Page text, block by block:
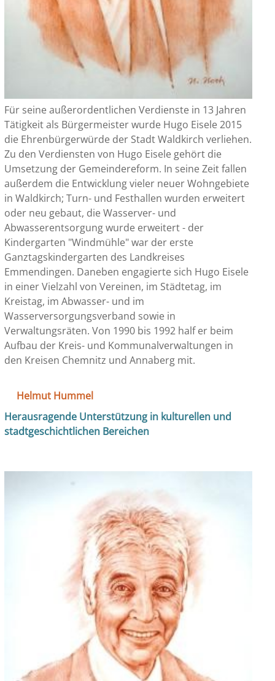
Für seine außerordentlichen Verdienste in 13 Jahren
Tätigkeit als Bürgermeister wurde Hugo Eisele 2015
die Ehrenbürgerwürde der Stadt Waldkirch verliehen.
Zu den Verdiensten von Hugo Eisele gehört die
Umsetzung der Gemeindereform. In seine Zeit fallen
außerdem die Entwicklung vieler neuer Wohngebiete
in Waldkirch; Turn- und Festhallen wurden erweitert
oder neu gebaut, die Wasserver- und
Abwasserentsorgung wurde erweitert - der
Kindergarten "Windmühle" war der erste
Ganztagskindergarten des Landkreises
Emmendingen. Daneben engagierte sich Hugo Eisele
in einer Vielzahl von Vereinen, im Städtetag, im
Kreistag, im Abwasser- und im
Wasserversorgungsverband sowie in
Verwaltungsräten. Von 1990 bis 1992 half er beim
Aufbau der Kreis- und Kommunalverwaltungen in
den Kreisen Chemnitz und Annaberg mit.
Helmut Hummel
Herausragende Unterstützung in kulturellen und
stadtgeschichtlichen Bereichen